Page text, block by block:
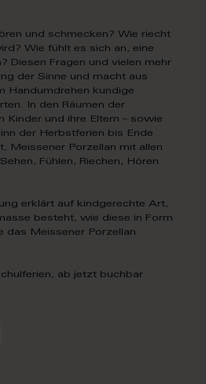
und schmecken? Wie riecht
Wie fühlt es sich an, eine
Diesen Fragen und vielen mehr
der Sinne und macht aus
Handumdrehen kundige
In den Räumen der
Kinder und ihre Eltern – sowie
der Herbstferien bis Ende
Meissener Porzellan mit allen
Fühlen, Riechen, Hören
erklärt auf kindgerechte Art,
besteht, wie diese in Form
das Meissener Porzellan
ab jetzt buchbar